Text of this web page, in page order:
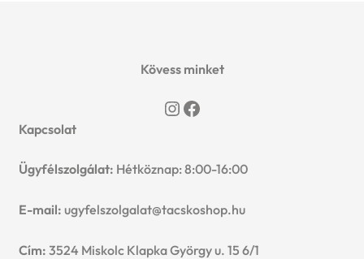
Kövess minket
Instagram
Facebook
Kapcsolat
Ügyfélszolgálat: Hétköznap: 8:00-16:00
E-mail: ugyfelszolgalat@tacskoshop.hu
Cím: 3524 Miskolc Klapka György u. 15 6/1